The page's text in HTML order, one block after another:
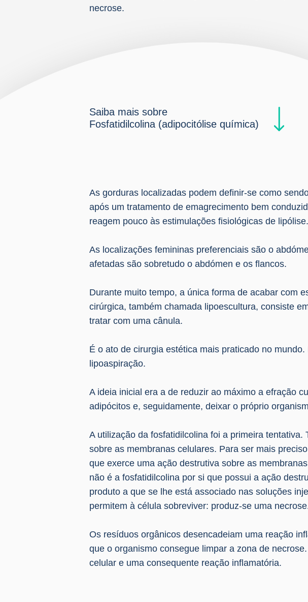
necrose.
Saiba mais sobre
Fosfatidilcolina (adipocitólise química)
As gorduras localizadas podem definir-se como
após um tratamento de emagrecimento bem
reagem pouco às estimulações fisiológicas de lipólise.
As localizações femininas preferenciais são o
afetadas são sobretudo o abdómen e os flancos.
Durante muito tempo, a única forma de acabar com
cirúrgica, também chamada lipoescultura, consiste
tratar com uma cânula.
É o ato de cirurgia estética mais praticado no
lipoaspiração.
A ideia inicial era a de reduzir ao máximo a efração
adipócitos e, seguidamente, deixar o próprio
A utilização da fosfatidilcolina foi a primeira
sobre as membranas celulares. Para ser mais
que exerce uma ação destrutiva sobre as
não é a fosfatidilcolina por si que possui a ação
produto a que se lhe está associado nas soluções
permitem à célula sobreviver: produz-se uma
Os resíduos orgânicos desencadeiam uma reação
que o organismo consegue limpar a zona de
celular e uma consequente reação inflamatória.